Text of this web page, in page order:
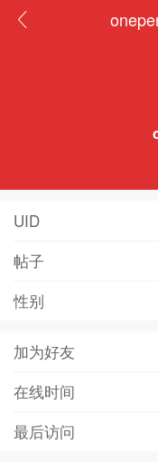
UID
帖子
性别
加为好友
在线时间
最后访问